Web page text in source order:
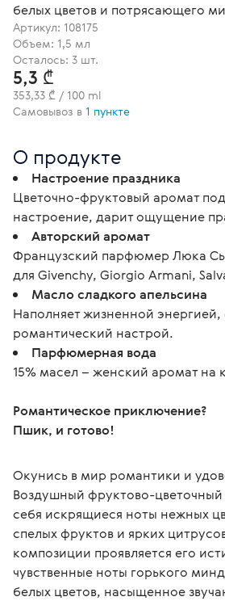
белых цветов и потрясающего
Артикул: 108175
Объем: 1,5 мл
Осталось: 3 шт.
5,3 ₾
353,33 ₾ / 100 ml
Самовывоз в 1 пункте
О продукте
Настроение праздника
Цветочно-фруктовый аромат
настроение, дарит ощущение
Авторский аромат
Французский парфюмер Люка
для Givenchy, Giorgio Armani,
Масло сладкого апельсина
Наполняет жизненной энергией,
романтический настрой.
Парфюмерная вода
15% масел – женский аромат на
Романтическое приключение?
Пшик, и готово!
Окунись в мир романтики и
Воздушный фруктово-
себя искрящиеся ноты нежных
спелых фруктов и ярких
композиции проявляется его
чувственные ноты горького
белых цветов, насыщенное